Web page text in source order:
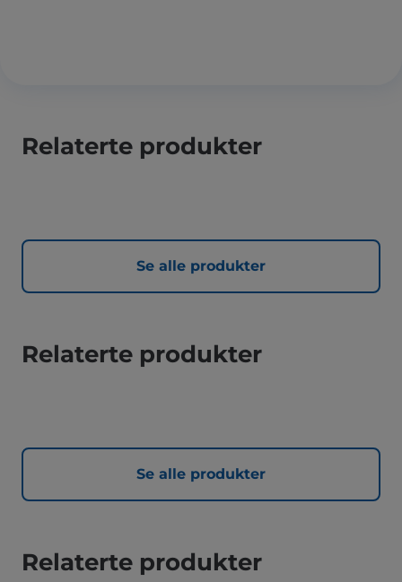
Relaterte produkter
Se alle produkter
Relaterte produkter
Se alle produkter
Relaterte produkter